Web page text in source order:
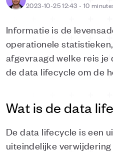
2023-10-25 12:43 - 10
Informatie is de
operationele statistieken,
afgevraagd welke reis
de data lifecycle om de
Wat is de data
De data lifecycle is een
uiteindelijke